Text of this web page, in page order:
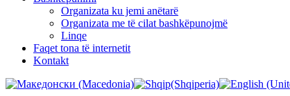
Organizata ku jemi anëtarë
Organizata me të cilat bashkëpunojmë
Linqe
Faqet tona të internetit
Kontakt